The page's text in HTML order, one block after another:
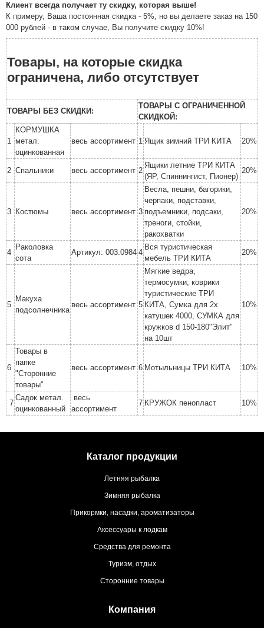
Клиент всегда получает ту скидку, которая выше!
К примеру, Ваша постоянная скидка - 5%, но вы делаете заказ на 150
000 рублей - в таком случае, Вы получите скидку 10%!
Товары, на которые скидка
ограничена, либо отсутствует
ТОВАРЫ БЕЗ СКИДКИ:
ТОВАРЫ С ОГРАНИЧЕННОЙ
СКИДКОЙ:
1
КОРМУШКА
метал.
оцинкованная
весь ассортимент 1 Ящик зимний ТРИ КИТА 20%
2 Спальники весь ассортимент 2
Ящики летние ТРИ КИТА
(ЯР, Спиннингист, Пионер)
20%
3 Костюмы весь ассортимент 3
Весла, пешни, багорики,
черпаки, подставки,
подъемники, подсаки,
треноги, стойки,
ракохватки
20%
4
Раколовка
сота
Артикул: 003.0984 4
Вся туристическая
мебель ТРИ КИТА
20%
5
Макуха
подсолнечника
весь ассортимент 5
Мягкие ведра,
термосумки, коврики
туристические ТРИ
КИТА, Сумка для 2х
катушек 4000, СУМКА для
кружков d 150-180"Элит"
на 10шт
10%
6
Товары в
папке
"Сторонние
товары"
весь ассортимент 6 Мотыльницы ТРИ КИТА 10%
7
Садок метал.
оцинкованный
весь
ассортимент
7 КРУЖОК пенопласт 10%
Каталог продукции
Летняя рыбалка
Зимняя рыбалка
Прикормки, насадки, ароматизаторы
Аксессуары к лодкам
Средства для ремонта
Туризм, отдых
Сторонние товары
Компания